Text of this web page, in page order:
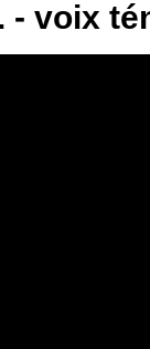
- voix